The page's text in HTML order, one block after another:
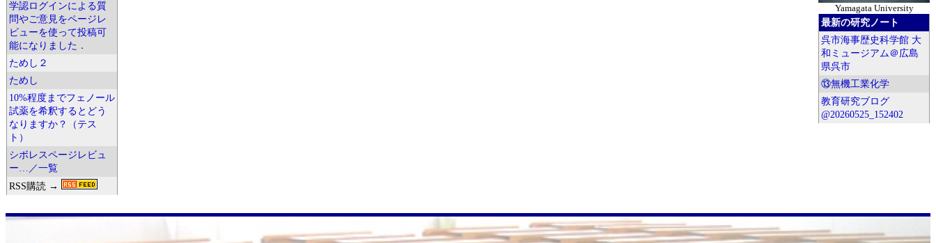
学認ログインによる質
問やご意見をページレ
ビューを使って投稿可
能になりました．
ためし２
ためし
10%程度までフェノール
試薬を希釈するとどう
なりますか？（テス
ト）
シボレスページレビュ
ー…／一覧
RSS購読 →
Yamagata University
最新の研究ノート
呉市海事歴史科学館 大
和ミュージアム＠広島
県呉市
⑬無機工業化学
教育研究ブログ
@20260525_152402